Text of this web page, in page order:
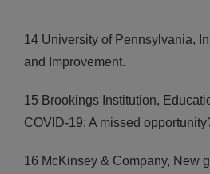
14 University of Pennsylvania,
and Improvement.
15 Brookings Institution,
COVID-19: A missed
16 McKinsey & Company, New